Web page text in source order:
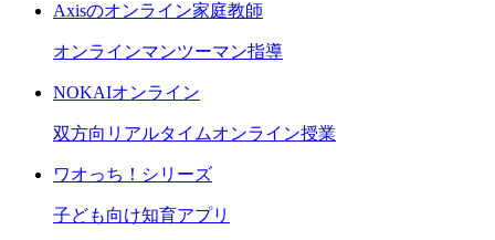
Axisのオンライン家庭教師
オンラインマンツーマン指導
NOKAIオンライン
双方向リアルタイムオンライン授業
ワオっち！シリーズ
子ども向け知育アプリ